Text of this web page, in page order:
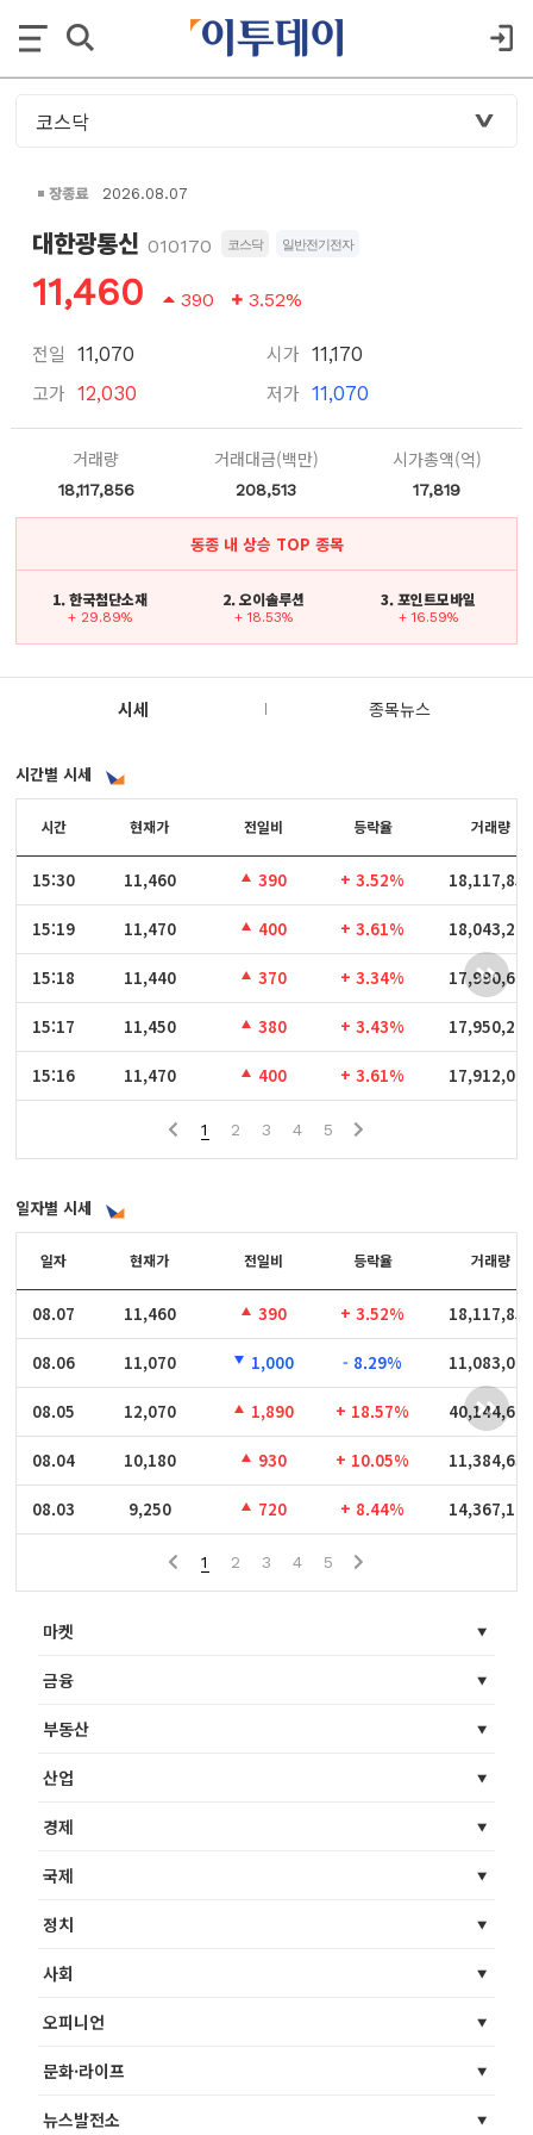
장종료 2026.08.07
대한광통신 010170 코스닥 일반전기전자
11,460 390 3.52%
전일 11,070
고가 12,030
시가 11,170
저가 11,070
거래량
18,117,856
거래대금(백만)
208,513
시가총액(억)
17,819
동종 내 상승 TOP 종목
1. 한국첨단소재
+ 29.89%
2. 오이솔루션
+ 18.53%
3. 포인트모바일
+ 16.59%
시세 종목뉴스
시간별 시세
시간
15:30
15:19
15:18
15:17
15:16
시간 현재가 전일비 등락율 거래량
15:30 11,460 390 + 3.52% 18,117,856
15:19 11,470 400 + 3.61% 18,043,290
15:18 11,440 370 + 3.34% 17,990,627
15:17 11,450 380 + 3.43% 17,950,266
15:16 11,470 400 + 3.61% 17,912,023
1 2 3 4 5
일자별 시세
일자
08.07
08.06
08.05
08.04
08.03
일자 현재가 전일비 등락율 거래량
08.07 11,460 390 + 3.52% 18,117,856
08.06 11,070 1,000 - 8.29% 11,083,029
08.05 12,070 1,890 + 18.57% 40,144,602
08.04 10,180 930 + 10.05% 11,384,634
08.03 9,250 720 + 8.44% 14,367,198
1 2 3 4 5
마켓
금융
부동산
산업
경제
국제
정치
사회
오피니언
문화·라이프
뉴스발전소